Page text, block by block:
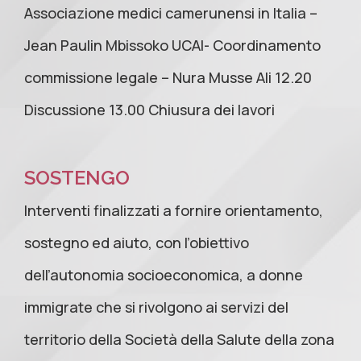
Associazione medici camerunensi in Italia –
Jean Paulin Mbissoko UCAI- Coordinamento
commissione legale – Nura Musse Ali 12.20
Discussione 13.00 Chiusura dei lavori
SOSTENGO
Interventi finalizzati a fornire orientamento,
sostegno ed aiuto, con l’obiettivo
dell’autonomia socioeconomica, a donne
immigrate che si rivolgono ai servizi del
territorio della Società della Salute della zona